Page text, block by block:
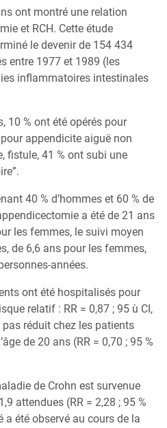
ont montré une relation
et RCH. Cette étude
le devenir de 154 434
entre 1977 et 1989 (les
inflammatoires intestinales
10 % ont été opérés pour
appendicite aiguë non
fistule, 41 % ont subi une
40 % d’hommes et 60 % de
a été de 21 ans
les femmes, le suivi moyen
de 6,6 ans pour les femmes,
années.
ont été hospitalisés pour
relatif : RR = 0,87 ; 95 ù CI,
pas réduit chez les patients
de 20 ans (RR = 0,70 ; 95 %
de Crohn est survenue
attendues (RR = 2,28 ; 95 %
a été observé au cours de la
?